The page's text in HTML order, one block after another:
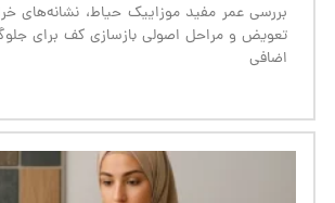
بررسی عمر مفید موزاییک حیاط، نشانه‌های
تعویض و مراحل اصولی بازسازی کف برای
اضافی